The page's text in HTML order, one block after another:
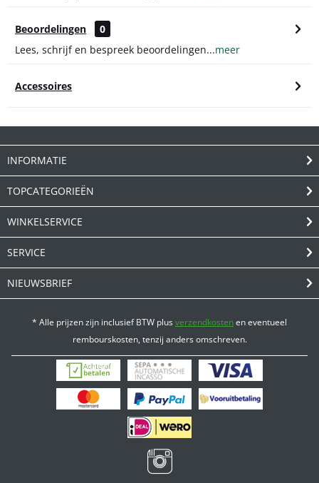
Beoordelingen
0
Lees, schrijf en bespreek beoordelingen...meer
Accessoires
INFORMATIE
TOPCATEGORIEËN
WINKELSERVICE
SERVICE
NIEUWSBRIEF
* Alle prijzen zijn inclusief BTW plusverzendkostenen eventueel
rembourskosten, tenzij anders omschreven.